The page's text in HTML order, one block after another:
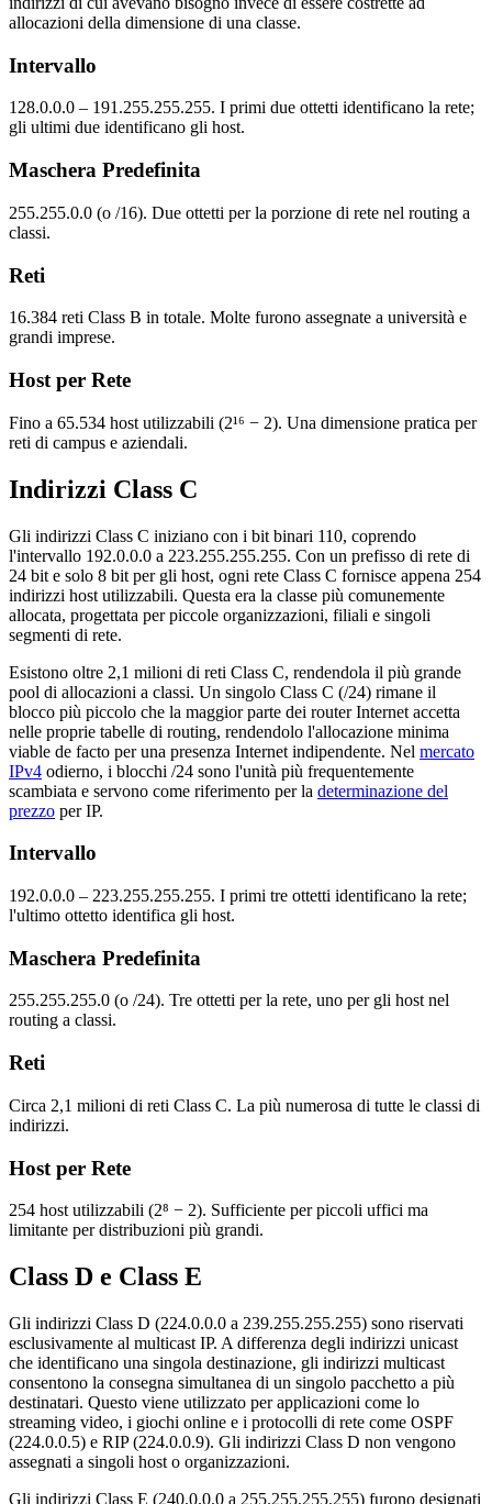
allocazioni della dimensione di una classe.
Intervallo
128.0.0.0 – 191.255.255.255. I primi due ottetti identificano la rete;
gli ultimi due identificano gli host.
Maschera Predefinita
255.255.0.0 (o /16). Due ottetti per la porzione di rete nel routing a
classi.
Reti
16.384 reti Class B in totale. Molte furono assegnate a università e
grandi imprese.
Host per Rete
Fino a 65.534 host utilizzabili (2¹⁶ − 2). Una dimensione pratica per
reti di campus e aziendali.
Indirizzi Class C
Gli indirizzi Class C iniziano con i bit binari 110, coprendo
l'intervallo 192.0.0.0 a 223.255.255.255. Con un prefisso di rete di
24 bit e solo 8 bit per gli host, ogni rete Class C fornisce appena 254
indirizzi host utilizzabili. Questa era la classe più comunemente
allocata, progettata per piccole organizzazioni, filiali e singoli
segmenti di rete.
Esistono oltre 2,1 milioni di reti Class C, rendendola il più grande
pool di allocazioni a classi. Un singolo Class C (/24) rimane il
blocco più piccolo che la maggior parte dei router Internet accetta
nelle proprie tabelle di routing, rendendolo l'allocazione minima
viable de facto per una presenza Internet indipendente. Nel mercato
IPv4 odierno, i blocchi /24 sono l'unità più frequentemente
scambiata e servono come riferimento per la determinazione del
prezzo per IP.
Intervallo
192.0.0.0 – 223.255.255.255. I primi tre ottetti identificano la rete;
l'ultimo ottetto identifica gli host.
Maschera Predefinita
255.255.255.0 (o /24). Tre ottetti per la rete, uno per gli host nel
routing a classi.
Reti
Circa 2,1 milioni di reti Class C. La più numerosa di tutte le classi di
indirizzi.
Host per Rete
254 host utilizzabili (2⁸ − 2). Sufficiente per piccoli uffici ma
limitante per distribuzioni più grandi.
Class D e Class E
Gli indirizzi Class D (224.0.0.0 a 239.255.255.255) sono riservati
esclusivamente al multicast IP. A differenza degli indirizzi unicast
che identificano una singola destinazione, gli indirizzi multicast
consentono la consegna simultanea di un singolo pacchetto a più
destinatari. Questo viene utilizzato per applicazioni come lo
streaming video, i giochi online e i protocolli di rete come OSPF
(224.0.0.5) e RIP (224.0.0.9). Gli indirizzi Class D non vengono
assegnati a singoli host o organizzazioni.
Gli indirizzi Class E (240.0.0.0 a 255.255.255.255) furono designati